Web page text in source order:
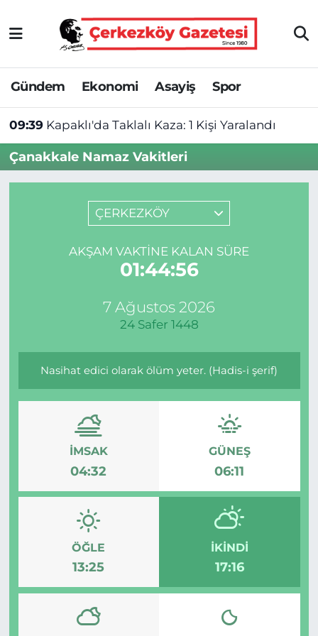
Gündem Ekonomi Asayiş Spor
09:39 Kapaklı'da Taklalı Kaza: 1 Kişi Yaralandı
Çanakkale Namaz Vakitleri
ÇERKEZKÖY
AKŞAM VAKTINE KALAN SÜRE
01:44:55
7 Ağustos 2026
24 Safer 1448
Nasihat edici olarak ölüm yeter. (Hadis-i şerif)
İMSAK
04:32
GÜNEŞ
06:11
ÖĞLE
13:25
İKINDI
17:16
Asayiş
Ekonomi
Gündem
Haber
Kültür&Sanat
Künye
Topluluk Kuralları
Yayın İlkeleri
Tekirdağ Nöbetçi Eczaneler
Tekirdağ Hava Durumu
Tekirdağ Namaz Vakitleri
Tekirdağ Trafik Yoğunluk Haritası
Süper Lig Puan Durumu ve Fikstür
Son Dakika Haberleri
Haber Arşivi